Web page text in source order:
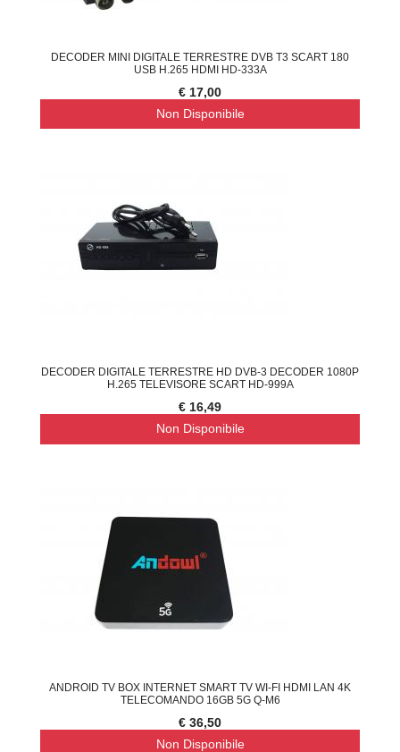
DECODER MINI DIGITALE TERRESTRE DVB T3 SCART 180
USB H.265 HDMI HD-333A
€ 17,00
Non Disponibile
DECODER DIGITALE TERRESTRE HD DVB-3 DECODER 1080P
H.265 TELEVISORE SCART HD-999A
€ 16,49
Non Disponibile
ANDROID TV BOX INTERNET SMART TV WI-FI HDMI LAN 4K
TELECOMANDO 16GB 5G Q-M6
€ 36,50
Non Disponibile